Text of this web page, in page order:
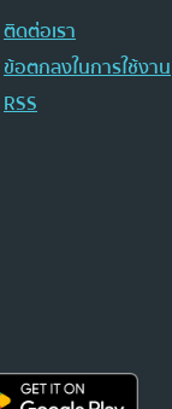
ติดต่อเรา
ข้อตกลงในการใช้งาน
RSS